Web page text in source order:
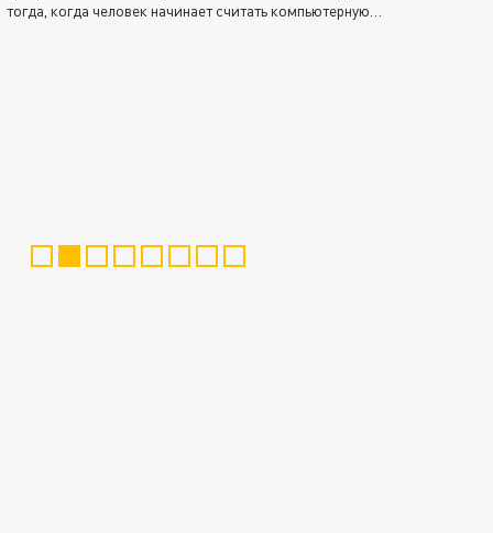
тогда, когда человек начинает считать компьютерную